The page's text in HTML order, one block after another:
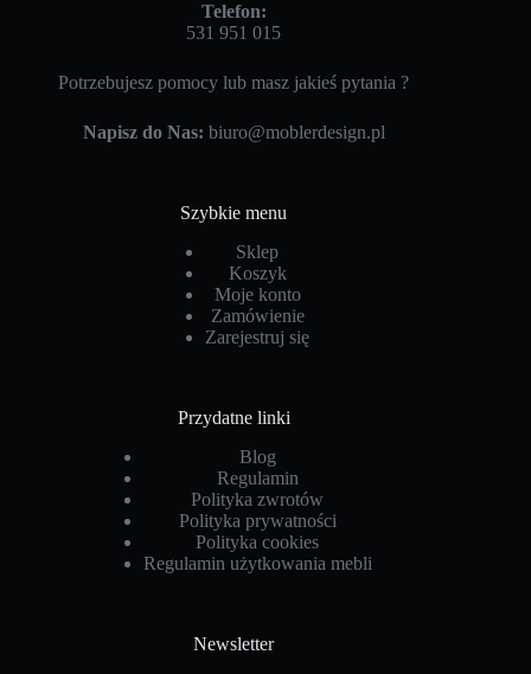
Telefon:
531 951 015
Potrzebujesz pomocy lub masz jakieś pytania ?
Napisz do Nas: biuro@moblerdesign.pl
Szybkie menu
Sklep
Koszyk
Moje konto
Zamówienie
Zarejestruj się
Przydatne linki
Blog
Regulamin
Polityka zwrotów
Polityka prywatności
Polityka cookies
Regulamin użytkowania mebli
Newsletter